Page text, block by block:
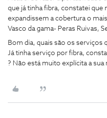
que já tinha fibra, constatei
expandissem a cobertura o
Vasco da gama- Peras Ruivas,
Bom dia, quais são os serviços
Já tinha serviço por fibra,
? Não está muito explícita a sua